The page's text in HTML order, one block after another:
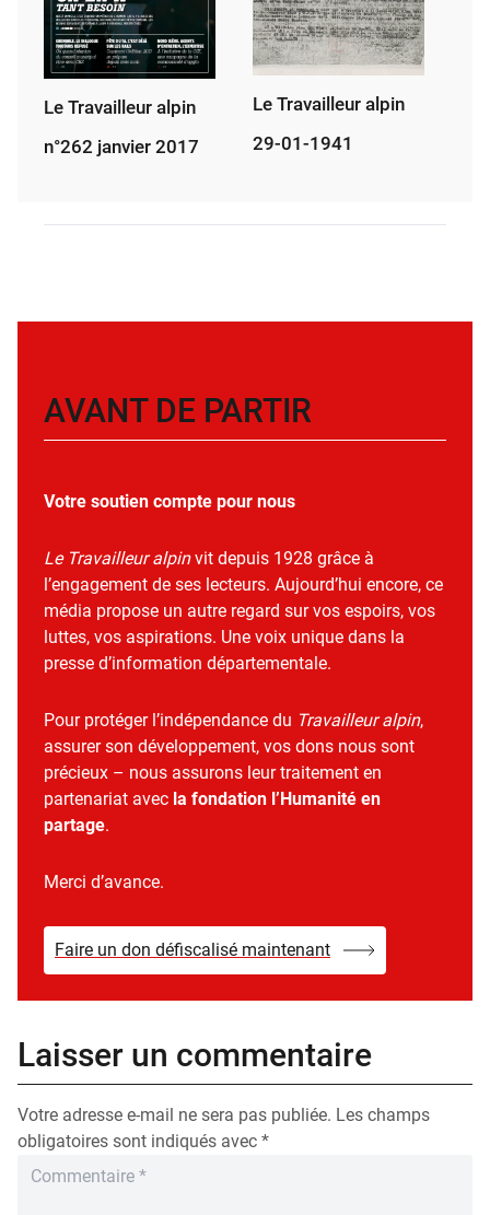
Le Travailleur alpin
n°262 janvier 2017
Le Travailleur alpin
29-01-1941
AVANT DE PARTIR
Votre soutien compte pour nous
Le Travailleur alpinvit depuis 1928 grâce à
l’engagement de ses lecteurs. Aujourd’hui encore, ce
média propose un autre regard sur vos espoirs, vos
luttes, vos aspirations. Une voix unique dans la
presse d’information départementale.
Pour protéger l’indépendance du Travailleur alpin,
assurer son développement, vos dons nous sont
précieux – nous assurons leur traitement en
partenariat avec la fondation l’Humanité en
partage.
Merci d’avance.
Faire un don défiscalisé maintenant
Laisser un commentaire
Votre adresse e-mail ne sera pas publiée. Les champs
obligatoires sont indiqués avec *